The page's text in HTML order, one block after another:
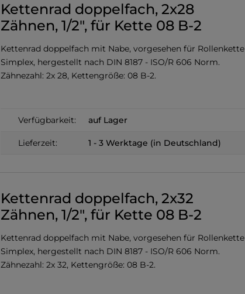
Kettenrad doppelfach, 2x28
Zähnen, 1/2", für Kette 08 B-2
Kettenrad doppelfach mit Nabe, vorgesehen für Rollenkette
Simplex, hergestellt nach DIN 8187 - ISO/R 606 Norm.
Zähnezahl: 2x 28, Kettengröße: 08 B-2.
Verfügbarkeit: auf Lager
Lieferzeit: 1 - 3 Werktage (in Deutschland)
Kettenrad doppelfach, 2x32
Zähnen, 1/2", für Kette 08 B-2
Kettenrad doppelfach mit Nabe, vorgesehen für Rollenkette
Simplex, hergestellt nach DIN 8187 - ISO/R 606 Norm.
Zähnezahl: 2x 32, Kettengröße: 08 B-2.